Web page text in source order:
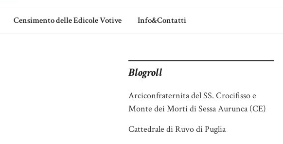
Censimento delle Edicole Votive Info&Contatti
Blogroll
Arciconfraternita del SS. Crocifisso e
Monte dei Morti di Sessa Aurunca (CE)
Cattedrale di Ruvo di Puglia